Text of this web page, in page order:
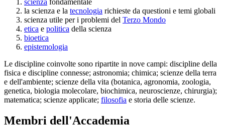
la scienza e la tecnologia richieste da questioni e temi globali
scienza utile per i problemi del Terzo Mondo
etica e politica della scienza
bioetica
epistemologia
Le discipline coinvolte sono ripartite in nove campi: discipline della
fisica e discipline connesse; astronomia; chimica; scienze della terra
e dell'ambiente; scienze della vita (botanica, agronomia, zoologia,
genetica, biologia molecolare, biochimica, neuroscienze, chirurgia);
matematica; scienze applicate; filosofia e storia delle scienze.
Membri dell'Accademia